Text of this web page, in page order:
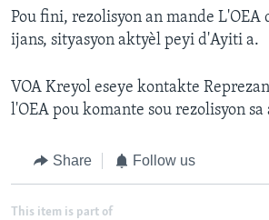
Pou fini, rezolisyon an mande L'OEA
ijans, sityasyon aktyèl peyi d'Ayiti a.
VOA Kreyol eseye kontakte
l'OEA pou komante sou rezolisyon sa
Share Follow us
This item is part of